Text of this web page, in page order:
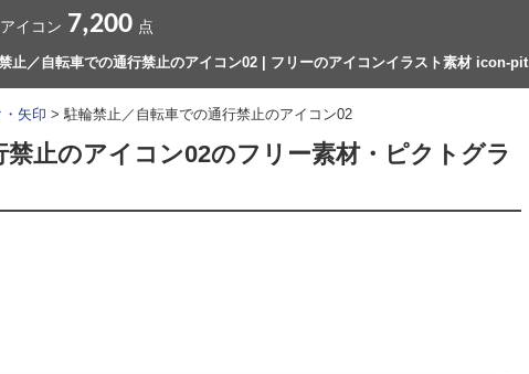
イコン 7,200 点
止／自転車での通行禁止のアイコン02 | フリーのアイコンイラスト素材 icon-pit
・矢印 > 駐輪禁止／自転車での通行禁止のアイコン02
止のアイコン02のフリー素材・ピクトグラ